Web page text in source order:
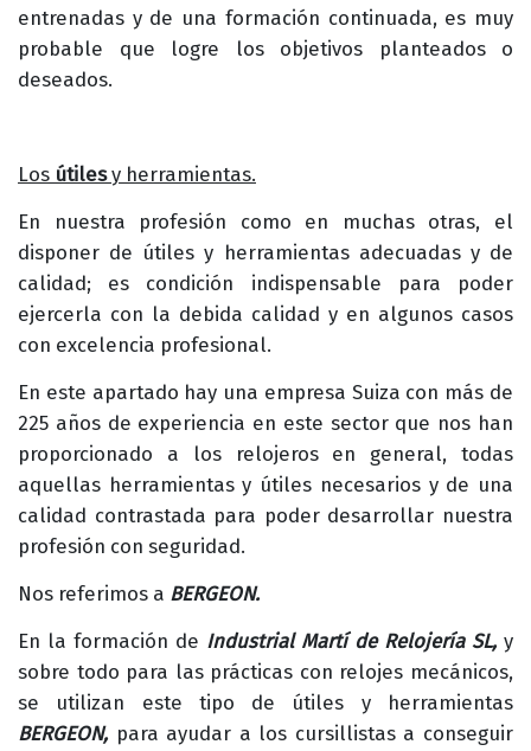
entrenadas y de una formación continuada, es muy
probable que logre los objetivos planteados o
deseados.
Los útilesy herramientas.
En nuestra profesión como en muchas otras, el
disponer de útiles y herramientas adecuadas y de
calidad; es condición indispensable para poder
ejercerla con la debida calidad y en algunos casos
con excelencia profesional.
En este apartado hay una empresa Suiza con más de
225 años de experiencia en este sector que nos han
proporcionado a los relojeros en general, todas
aquellas herramientas y útiles necesarios y de una
calidad contrastada para poder desarrollar nuestra
profesión con seguridad.
Nos referimos a BERGEON.
En la formación de Industrial Martí de Relojería SL, y
sobre todo para las prácticas con relojes mecánicos,
se utilizan este tipo de útiles y herramientas
BERGEON, para ayudar a los cursillistas a conseguir